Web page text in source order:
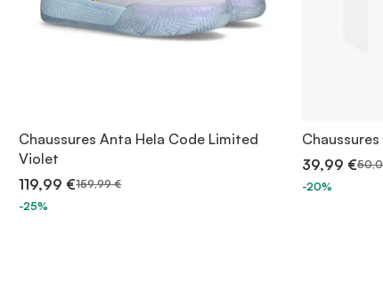
Chaussures Anta Hela Code Limited
Violet
119,99 €159,99 €
-25%
39,99 €
-20%